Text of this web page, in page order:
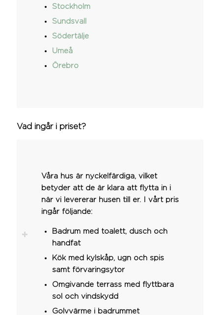
Stockholm
Sundsvall
Södertälje
Umeå
Örebro
Vad ingår i priset?
Våra hus är nyckelfärdiga, vilket
betyder att de är klara att flytta in i
när vi levererar husen till er. I vårt pris
ingår följande:
Badrum med toalett, dusch och
handfat
Kök med kylskåp, ugn och spis
samt förvaringsytor
Omgivande terrass med flyttbara
sol och vindskydd
Golvvärme i badrummet